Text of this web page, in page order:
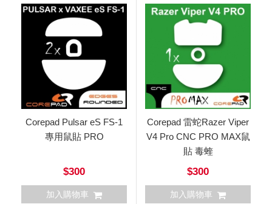
Corepad Pulsar eS FS-1
專用鼠貼 PRO
$300
加入購物車
Corepad 雷蛇Razer Viper
V4 Pro CNC PRO MAX鼠
貼 毒蝰
$300
加入購物車